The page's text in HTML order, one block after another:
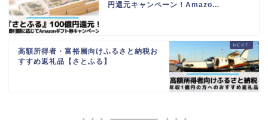
円還元キャンペーン！Amazo...
高額所得者・富裕層向けふるさと納税お
すすめ返礼品【さとふる】